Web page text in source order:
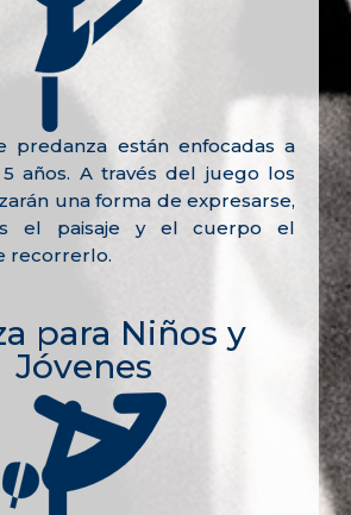
predanza están enfocadas a
años. A través del juego los
una forma de expresarse,
el paisaje y el cuerpo el
recorrerlo.
para Niños y
Jóvenes